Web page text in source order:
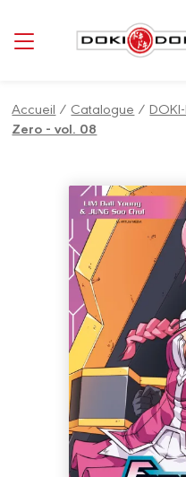
Accueil / Catalogue /
Zero - vol. 08